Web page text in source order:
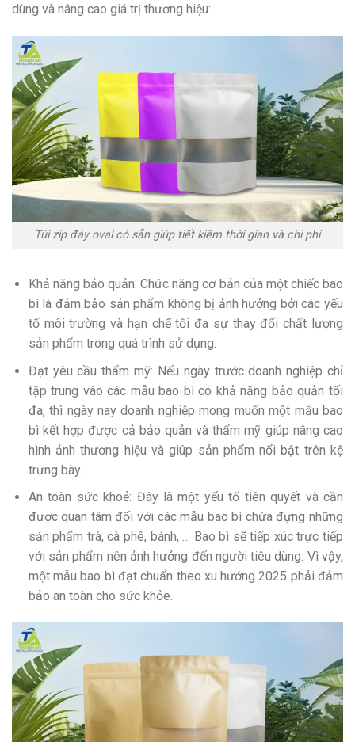
dùng và nâng cao giá trị thương hiệu:
Túi zip đáy oval có sẵn giúp tiết kiệm thời gian và chi phí
Khả năng bảo quản: Chức năng cơ bản của một chiếc bao
bì là đảm bảo sản phẩm không bị ảnh hưởng bởi các yếu
tố môi trường và hạn chế tối đa sự thay đổi chất lượng
sản phẩm trong quá trình sử dụng.
Đạt yêu cầu thẩm mỹ: Nếu ngày trước doanh nghiệp chỉ
tập trung vào các mẫu bao bì có khả năng bảo quản tối
đa, thì ngày nay doanh nghiệp mong muốn một mẫu bao
bì kết hợp được cả bảo quản và thẩm mỹ giúp nâng cao
hình ảnh thương hiệu và giúp sản phẩm nổi bật trên kệ
trưng bày.
An toàn sức khoẻ: Đây là một yếu tố tiên quyết và cần
được quan tâm đối với các mẫu bao bì chứa đựng những
sản phẩm trà, cà phê, bánh, … Bao bì sẽ tiếp xúc trực tiếp
với sản phẩm nên ảnh hưởng đến người tiêu dùng. Vì vậy,
một mẫu bao bì đạt chuẩn theo xu hướng 2025 phải đảm
bảo an toàn cho sức khỏe.